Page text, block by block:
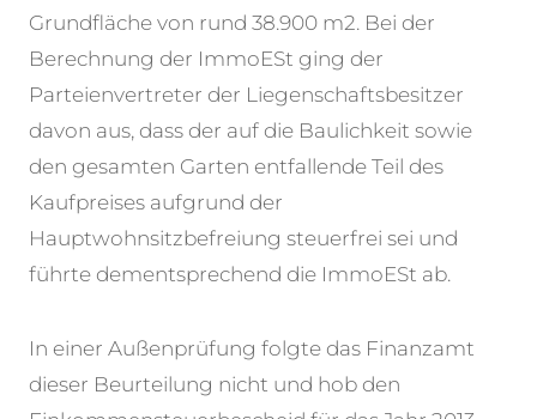
Grundfläche von rund 38.900 m2. Bei der
Berechnung der ImmoESt ging der
Parteienvertreter der Liegenschaftsbesitzer
davon aus, dass der auf die Baulichkeit sowie
den gesamten Garten entfallende Teil des
Kaufpreises aufgrund der
Hauptwohnsitzbefreiung steuerfrei sei und
führte dementsprechend die ImmoESt ab.
In einer Außenprüfung folgte das Finanzamt
dieser Beurteilung nicht und hob den